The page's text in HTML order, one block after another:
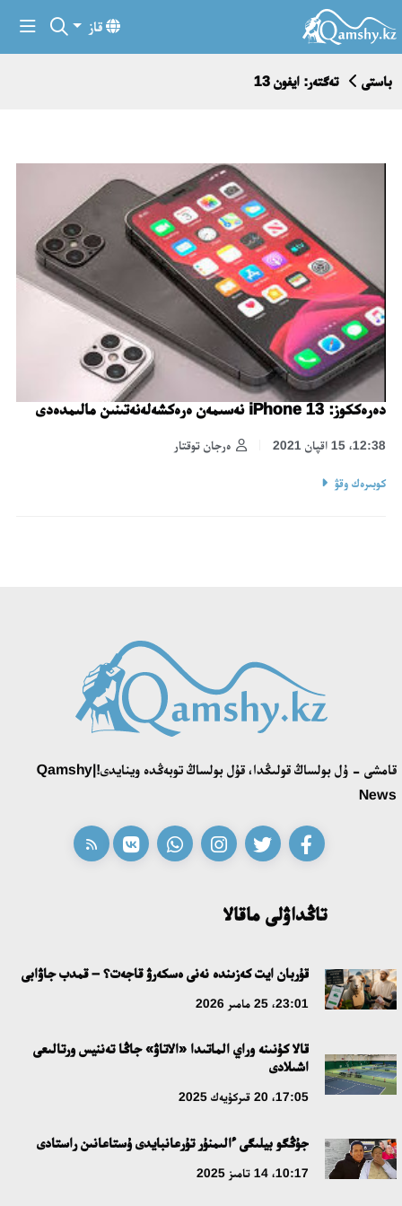
قاز
باستى تەگتەر: ايفون 13
دەرەككوز: iPhone 13 نەسىمەن ەرەكشەلەنەتىنىن مالىمدەدى
ەرجان توقتار 12:38، 15 اقپان 2021
كوبىرەك وقۋ
قامشى - ۇل بولساڭ قولىڭدا، قۇل بولساڭ توبەڭدە وينايدى!|Qamshy
News
تاڭداۋلى ماقالا
قۇربان ايت كەزىندە نەنى ەسكەرۋ قاجەت؟ – قمدب جاۋابى
23:01، 25 مامىر 2026
قالا كۇنىنە وراي الماتىدا «الاتاۋ» جاڭا تەننيس ورتالىعى
اشىلادى
17:05، 20 قىركۇيەك 2025
جۇڭگو بيلىگى ءالىمنۇر تۇرعانبايدى ۇستاعانىن راستادى
10:17، 14 تامىز 2025